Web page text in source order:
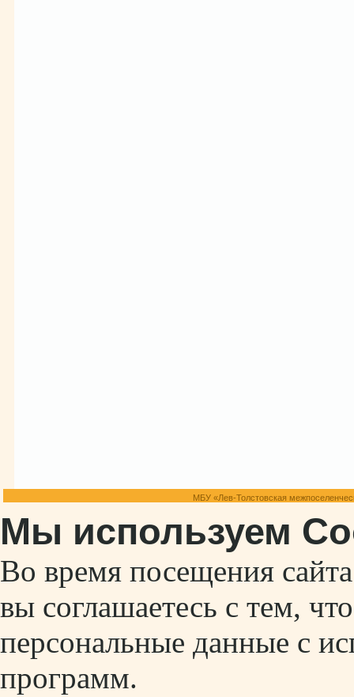
МБУ «Лев-Толстовская
Мы используем
Во время посещения
вы соглашаетесь с тем,
персональные данные с
программ.